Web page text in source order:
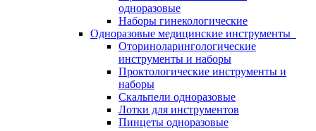
одноразовые
Наборы гинекологические
Одноразовые медицинские инструменты
Оториноларингологические
инструменты и наборы
Проктологические инструменты и
наборы
Скальпели одноразовые
Лотки для инструментов
Пинцеты одноразовые